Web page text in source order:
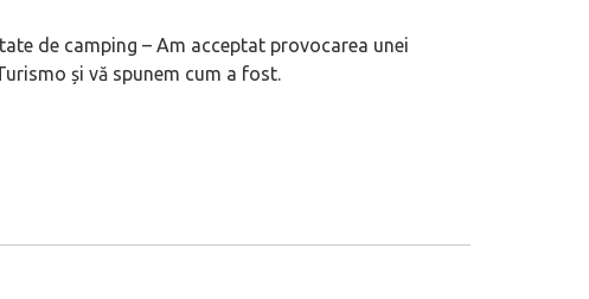
de camping – Am acceptat provocarea unei
și vă spunem cum a fost.